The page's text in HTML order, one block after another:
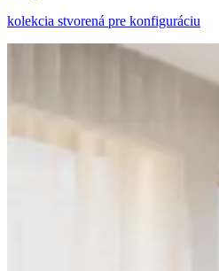
kolekcia stvorená pre konfiguráciu